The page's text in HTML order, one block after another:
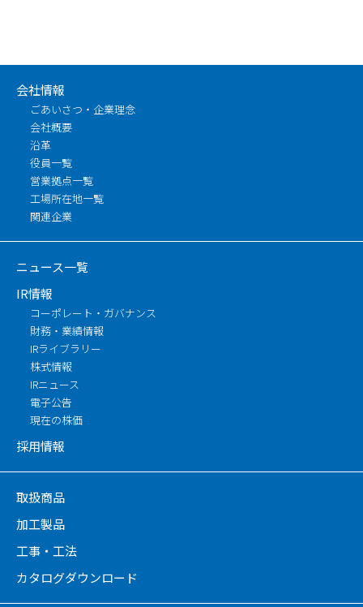
会社情報
ごあいさつ・企業理念
会社概要
沿革
役員一覧
営業拠点一覧
工場所在地一覧
関連企業
ニュース一覧
IR情報
コーポレート・ガバナンス
財務・業績情報
IRライブラリー
株式情報
IRニュース
電子公告
現在の株価
採用情報
取扱商品
加工製品
工事・工法
カタログダウンロード